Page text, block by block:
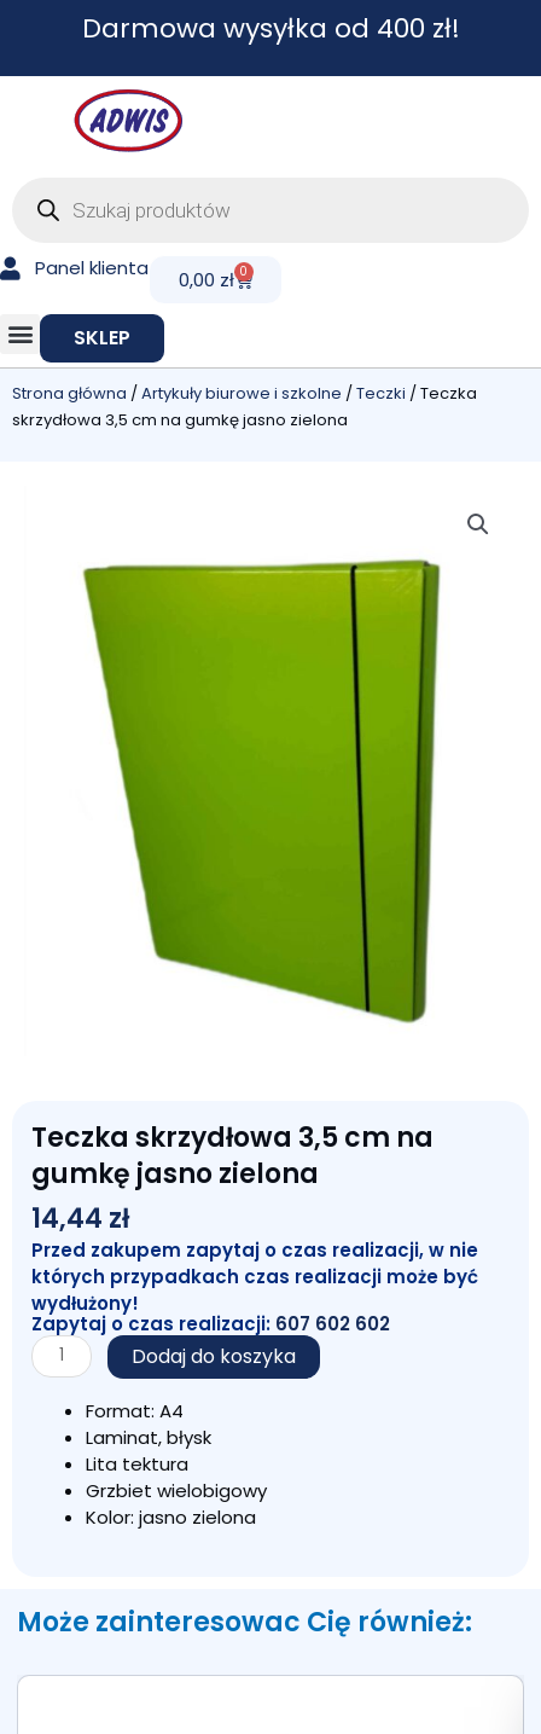
Darmowa wysyłka od 400 zł!
Panel klienta 0,00 zł 0
Cart
SKLEP
Strona główna /Artykuły biurowe i szkolne /Teczki / Teczka
skrzydłowa 3,5 cm na gumkę jasno zielona
Teczka skrzydłowa 3,5 cm na
gumkę jasno zielona
14,44 zł
Przed zakupem zapytaj o czas realizacji, w nie
których przypadkach czas realizacji może być
wydłużony!
Zapytaj o czas realizacji: 607 602 602
ilość
Teczka
Dodaj do koszyka
Format: A4
Laminat, błysk
Lita tektura
Grzbiet wielobigowy
Kolor: jasno zielona
Może zainteresowac Cię również: